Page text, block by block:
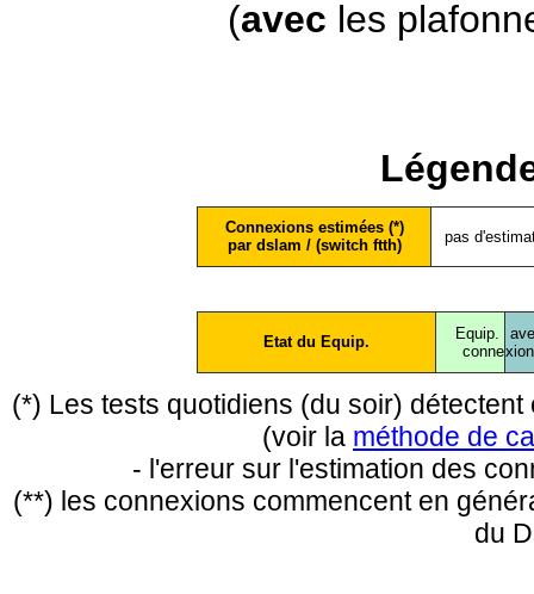
(avec les
Connexions estimées (*)
par dslam / (switch ftth)
pas
Etat du Equip.
Equip.
conne
(*) Les tests quotidiens (du soir)
(voir la méthode de
- l'erreur sur l'estimation des
(**) les connexions commencent en
du